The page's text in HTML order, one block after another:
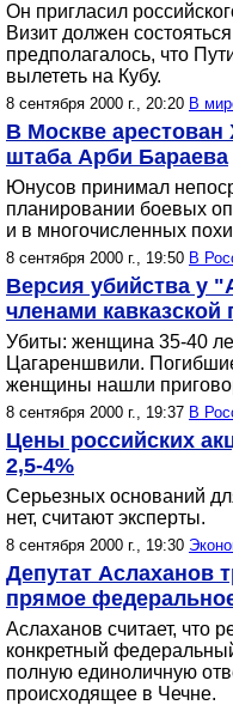
Он пригласил
Визит должен
предполагалось, что
вылететь на Кубу.
8 сентября 2000 г., 20:20 В
В Москве
штаба Арби Бараева
Юнусов принимал
планировании боевых
и в многочисленных
8 сентября 2000 г., 19:50 В
Версия убийства у
членами кавказской
Убиты: женщина 35-40
Цагареншвили.
женщины нашли
8 сентября 2000 г., 19:37 В
Цены российских
2,5-4%
Серьезных оснований
нет, считают эксперты.
8 сентября 2000 г., 19:30
Депутат Аслаханов
прямое
Аслаханов считает, что
конкретный
полную единоличную
происходящее в Чечне.